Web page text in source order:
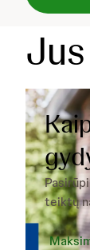
teiktų